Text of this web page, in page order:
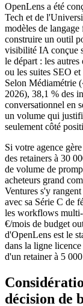
OpenLens a été
Tech et de
modèles de
construire un outil
visibilité IA conçue
le départ : les
ou les suites SEO
Selon Médiamétrie
2026), 38,1 % des
conversationnel en
un volume qui
seulement côté
Si votre agence
des retainers à 30
de volume de
acheteurs grand
Ventures s'y
avec sa Série C de
les workflows
€/mois de budget
d'OpenLens est le
dans la ligne
d'un retainer à 5
décision de